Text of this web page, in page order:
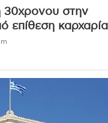
30χρονου στην
επίθεση καρχαρία